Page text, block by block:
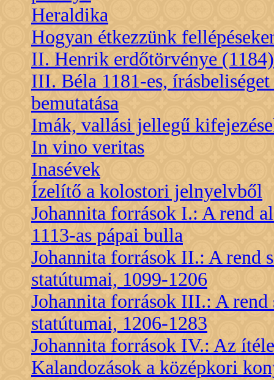
Heraldika
Hogyan étkezzünk
II. Henrik erdőtörvénye (1184)
III. Béla 1181-es,
bemutatása
Imák, vallási jellegű
In vino veritas
Inasévek
Ízelítő a kolostori jelnyelvből
Johannita források I.: A rend
1113-as pápai bulla
Johannita források II.: A rend
statútumai, 1099-1206
Johannita források III.: A rend
statútumai, 1206-1283
Johannita források IV.: Az
Kalandozások a középkori